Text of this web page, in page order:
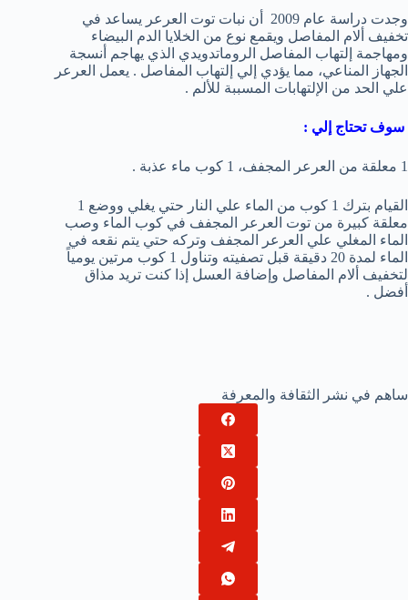
وجدت دراسة عام 2009 أن نبات توت العرعر يساعد في
تخفيف ألام المفاصل ويقمع نوع من الخلايا الدم البيضاء
ومهاجمة إلتهاب المفاصل الروماتدويدي الذي يهاجم أنسجة
الجهاز المناعي، مما يؤدي إلي إلتهاب المفاصل . يعمل العرعر
علي الحد من الإلتهابات المسببة للألم .
سوف تحتاج إلي :
1 معلقة من العرعر المجفف، 1 كوب ماء عذبة .
القيام بترك 1 كوب من الماء علي النار حتي يغلي ووضع 1
معلقة كبيرة من توت العرعر المجفف في كوب الماء وصب
الماء المغلي علي العرعر المجفف وتركه حتي يتم نقعه في
الماء لمدة 20 دقيقة قبل تصفيته وتناول 1 كوب مرتين يومياً
لتخفيف ألام المفاصل وإضافة العسل إذا كنت تريد مذاق
أفضل .
ساهم في نشر الثقافة والمعرفة